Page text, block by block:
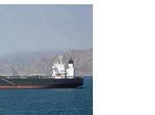
— звіт ISW